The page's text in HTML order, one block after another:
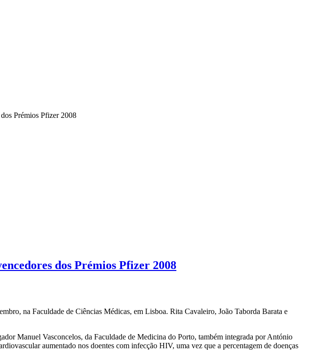
Prémios Pfizer 2008
dos Prémios Pfizer 2008
na Faculdade de Ciências Médicas, em Lisboa. Rita Cavaleiro, João Taborda Barata e
Manuel Vasconcelos, da Faculdade de Medicina do Porto, também integrada por António
aumentado nos doentes com infecção HIV, uma vez que a percentagem de doenças